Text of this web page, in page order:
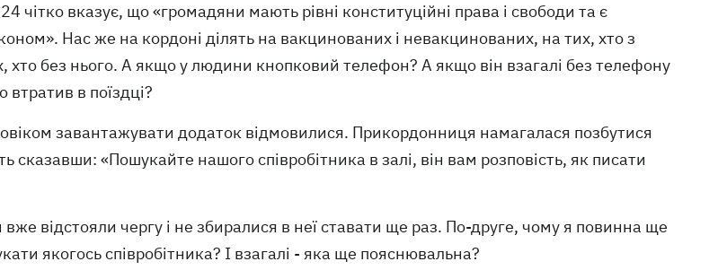
чітко вказує, що «громадяни мають рівні конституційні права і свободи та є
Нас же на кордоні ділять на вакцинованих і невакцинованих, на тих, хто з
хто без нього. А якщо у людини кнопковий телефон? А якщо він взагалі без телефону
в поїздці?
завантажувати додаток відмовилися. Прикордонниця намагалася позбутися
сказавши: «Пошукайте нашого співробітника в залі, він вам розповість, як писати
відстояли чергу і не збиралися в неї ставати ще раз. По-друге, чому я повинна ще
якогось співробітника? І взагалі - яка ще пояснювальна?